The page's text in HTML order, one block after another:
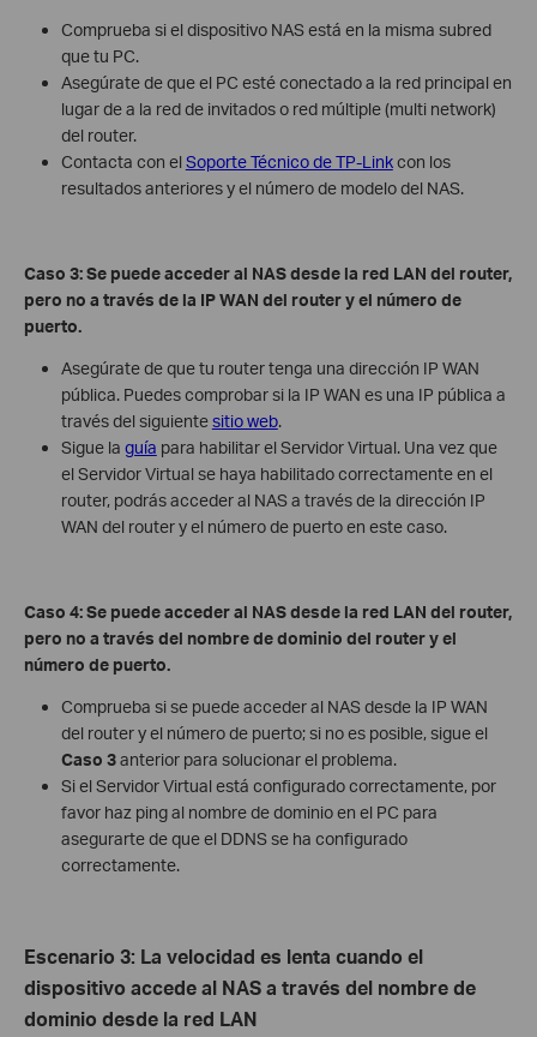
Comprueba si el dispositivo NAS está en la misma subred
que tu PC.
Asegúrate de que el PC esté conectado a la red principal en
lugar de a la red de invitados o red múltiple (multi network)
del router.
Contacta con el Soporte Técnico de TP-Linkcon los
resultados anteriores y el número de modelo del NAS.
Caso 3: Se puede acceder al NAS desde la red LAN del router,
pero no a través de la IP WAN del router y el número de
puerto.
Asegúrate de que tu router tenga una dirección IP WAN
pública. Puedes comprobar si la IP WAN es una IP pública a
través del siguientesitio web.
Sigue la guía para habilitar el Servidor Virtual. Una vez que
el Servidor Virtual se haya habilitado correctamente en el
router, podrás acceder al NAS a través de la dirección IP
WAN del router y el número de puerto en este caso.
Caso 4: Se puede acceder al NAS desde la red LAN del router,
pero no a través del nombre de dominio del router y el
número de puerto.
Comprueba si se puede acceder al NAS desde la IP WAN
del router y el número de puerto; si no es posible, sigue el
Caso 3anterior para solucionar el problema.
Si el Servidor Virtual está configurado correctamente, por
favor haz ping al nombre de dominio en el PC para
asegurarte de que el DDNS se ha configurado
correctamente.
Escenario 3: La velocidad es lenta cuando el
dispositivo accede al NAS a través del nombre de
dominio desde la red LAN